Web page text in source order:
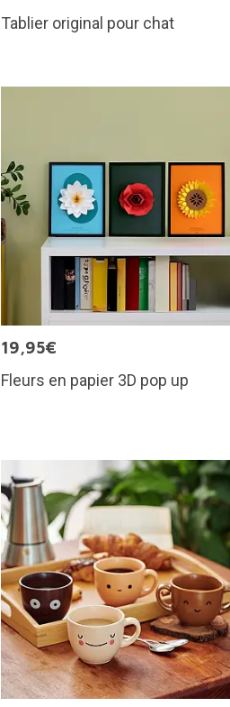
Tablier original pour chat
19,95€
Fleurs en papier 3D pop up